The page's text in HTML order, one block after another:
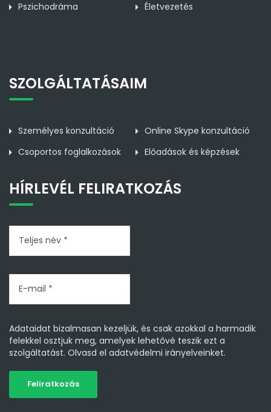
Pszichodráma
Életvezetés
SZOLGÁLTATÁSAIM
Személyes konzultáció
Online Skype konzultáció
Csoportos foglalkozások
Előadások és képzések
HÍRLEVÉL FELIRATKOZÁS
Adataidat bizalmasan kezeljük, és csak azokkal a harmadik
felekkel osztjuk meg, amelyek lehetővé teszik ezt a
szolgáltatást. Olvasd el adatvédelmi irányelveinket.